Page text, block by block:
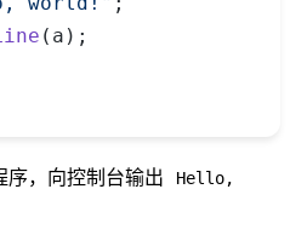
(a);
序，向控制台输出
Hello,